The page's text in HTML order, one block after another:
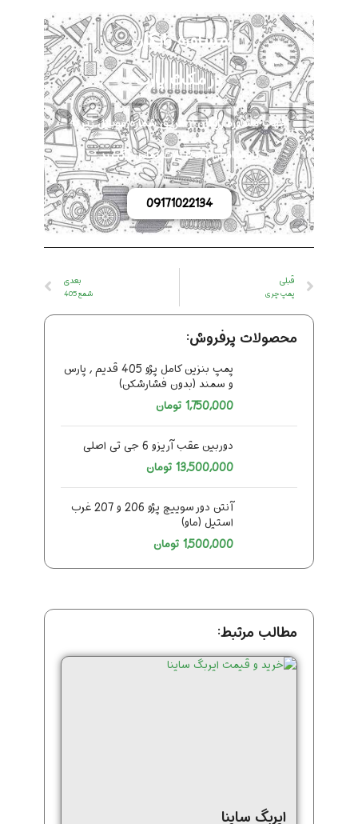
مشاوره رایگان
در مکث پارت
جهت مشاوره رایگان از طریق شماره موبایل زیر با
کارشناسان مکث پارت تماس بگیرید.
09171022134
قبلی
پمپ چری
بعدی
شمع 405
محصولات پرفروش:
پمپ بنزین کامل پژو 405 قدیم , پارس
و سمند (بدون فشارشکن)
1,750,000 تومان
دوربین عقب آریزو 6 جی تی اصلی
13,500,000 تومان
آنتن دور سوییچ پژو 206 و 207 غرب
استیل (ماو)
1,500,000 تومان
مطالب مرتبط:
ایربگ ساینا